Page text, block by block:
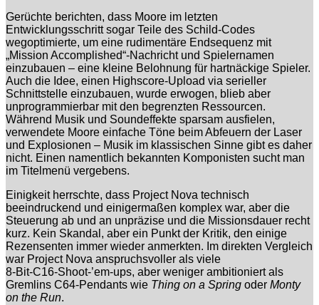
Gerüchte berichten, dass Moore im letzten
Entwicklungsschritt sogar Teile des Schild‑Codes
wegoptimierte, um eine rudimentäre Endsequenz mit
„Mission Accomplished“-Nachricht und Spielernamen
einzubauen – eine kleine Belohnung für hartnäckige Spieler.
Auch die Idee, einen Highscore‑Upload via serieller
Schnittstelle einzubauen, wurde erwogen, blieb aber
unprogrammierbar mit den begrenzten Ressourcen.
Während Musik und Soundeffekte sparsam ausfielen,
verwendete Moore einfache Töne beim Abfeuern der Laser
und Explosionen – Musik im klassischen Sinne gibt es daher
nicht. Einen namentlich bekannten Komponisten sucht man
im Titelmenü vergebens.
Einigkeit herrschte, dass Project Nova technisch
beeindruckend und einigermaßen komplex war, aber die
Steuerung ab und an unpräzise und die Missionsdauer recht
kurz. Kein Skandal, aber ein Punkt der Kritik, den einige
Rezensenten immer wieder anmerkten. Im direkten Vergleich
war Project Nova anspruchsvoller als viele
8‑Bit‑C16‑Shoot‑’em‑ups, aber weniger ambitioniert als
Gremlins C64‑Pendants wie Thing on a Spring oder Monty
on the Run.